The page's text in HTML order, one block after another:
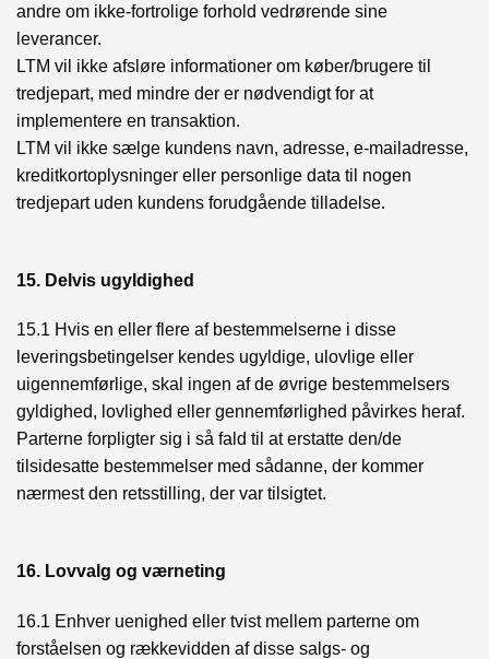
andre om ikke-fortrolige forhold vedrørende sine
leverancer.
LTM vil ikke afsløre informationer om køber/brugere til
tredjepart, med mindre der er nødvendigt for at
implementere en transaktion.
LTM vil ikke sælge kundens navn, adresse, e-mailadresse,
kreditkortoplysninger eller personlige data til nogen
tredjepart uden kundens forudgående tilladelse.
15. Delvis ugyldighed
15.1 Hvis en eller flere af bestemmelserne i disse
leveringsbetingelser kendes ugyldige, ulovlige eller
uigennemførlige, skal ingen af de øvrige bestemmelsers
gyldighed, lovlighed eller gennemførlighed påvirkes heraf.
Parterne forpligter sig i så fald til at erstatte den/de
tilsidesatte bestemmelser med sådanne, der kommer
nærmest den retsstilling, der var tilsigtet.
16. Lovvalg og værneting
16.1 Enhver uenighed eller tvist mellem parterne om
forståelsen og rækkevidden af disse salgs- og